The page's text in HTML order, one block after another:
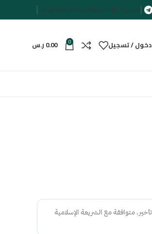
المشتركينتواصل معناالأسئلة الشائعةالعربية
دخول / تسجيل 0
0.00 ر.س